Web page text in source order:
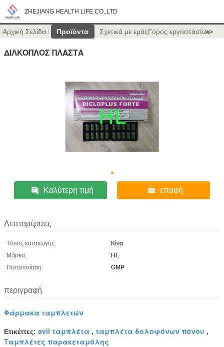
ZHEJIANG HEALTH LIFE CO.,LTD
Αρχική Σελίδα Προϊόντα Σχετικά με εμάςΓύρος εργοστασίων
>>
ΔΙΛΚΟΠΛΟΣ ΠΛΑΣΤΑ
Καλύτερη τιμή επαφή
Λεπτομέρειες
Τόπος καταγωγής:
Κίνα
Μάρκα:
HL
Πιστοποίηση:
GMP
περιγραφή
Φάρμακα ταμπλετών
Ετικέττες: avil ταμπλέτα , ταμπλέτα δολοφόνων πόνου ,
Ταμπλέτες παρακεταμόλης